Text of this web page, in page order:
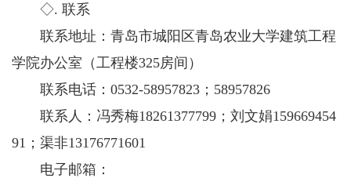
◇. 联系
联系地址：青岛市城阳区青岛农业大学建筑工程
学院办公室（工程楼325房间）
联系电话：0532-58957823；58957826
联系人：冯秀梅18261377799；刘文娟159669454
91；渠非13176771601
电子邮箱：